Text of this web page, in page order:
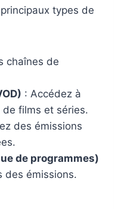
types de
chaînes de
: Accédez à
films et séries.
des émissions
de programmes)
des émissions.